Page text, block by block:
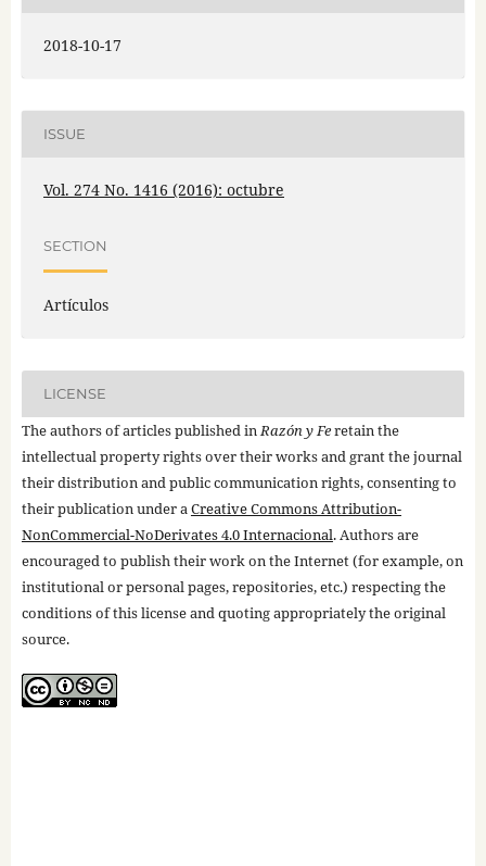
2018-10-17
ISSUE
Vol. 274 No. 1416 (2016): octubre
SECTION
Artículos
LICENSE
The authors of articles published inRazón y Feretain the
intellectual property rights over their works and grant the journal
their distribution and public communication rights, consenting to
their publication under aCreative Commons Attribution-
NonCommercial-NoDerivates 4.0 Internacional. Authors are
encouraged to publish their work on the Internet (for example, on
institutional or personal pages, repositories, etc.) respecting the
conditions of this license and quoting appropriately the original
source.